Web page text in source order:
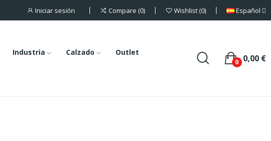
Iniciar sesión Compare 0 Wishlist 0 Español
Industria Calzado
Outlet
0,00 €
0